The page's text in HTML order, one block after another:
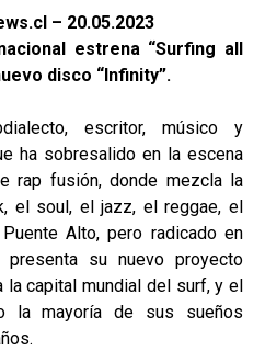
– 20.05.2023
estrena “Surfing all
disco “Infinity”.
escritor, músico y
ha sobresalido en la escena
rap fusión, donde mezcla la
el soul, el jazz, el reggae, el
Alto, pero radicado en
su nuevo proyecto
la capital mundial del surf, y el
la mayoría de sus sueños